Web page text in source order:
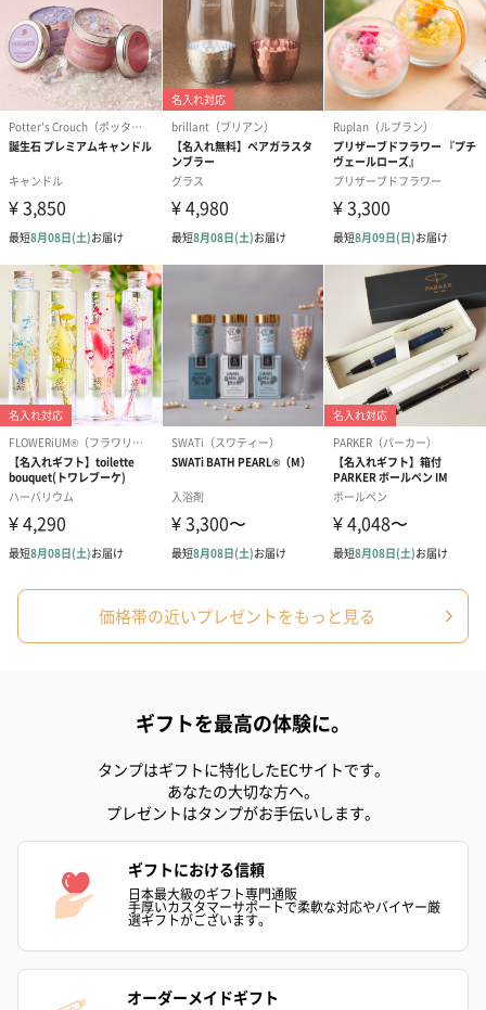
ドライフラワー・プリザーブドフラワー
自然のお花で作ったドライフラワー・プリザーブドフラワーを同
梱します。
一部花材が写真と異なる場合がございます。予めご了承くださ
い。パッケージに入れてお届けします。
プリザーブドフラワー
ブーケ（ピンク）
（2,580円）
プリザーブドフラワー
ブーケ（ブルー）
（2,580円）
アミュレット
ク）（1,500円
ぬいぐるみ
愛らしいぬいぐるみを同梱してお届けします。
誕生日・記念日・出産祝いなどのシーンにおすすめです。
フラワーテディベア
テディベア（バニラ）
紅茶・コーヒー・スイーツ
紅茶・コーヒー・スイーツを同梱してお届けいたします。ギフト
への＋αにおすすめです。
価格帯の近いプレゼントをもっと見る
ギフトを最高の体験に。
タンプはギフトに特化したECサイトです。
あなたの大切な方へ。
プレゼントはタンプがお手伝いします。
ギフトにおける信頼
日本最大級のギフト専門通販
手厚いカスタマーサポートで柔軟な対応やバイヤー厳
選ギフトがございます。
オーダーメイドギフト